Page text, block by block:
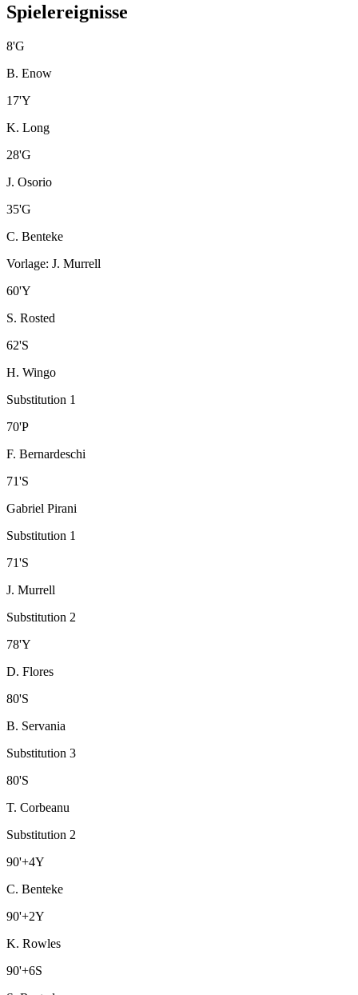
Spielereignisse
8'G
B. Enow
17'Y
K. Long
28'G
J. Osorio
35'G
C. Benteke
Vorlage: J. Murrell
60'Y
S. Rosted
62'S
H. Wingo
Substitution 1
70'P
F. Bernardeschi
71'S
Gabriel Pirani
Substitution 1
71'S
J. Murrell
Substitution 2
78'Y
D. Flores
80'S
B. Servania
Substitution 3
80'S
T. Corbeanu
Substitution 2
90'+4Y
C. Benteke
90'+2Y
K. Rowles
90'+6S